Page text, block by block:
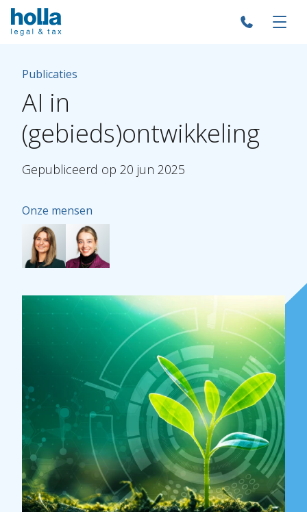
Over Holla
Onze mensen
Expertises
Topics
Publicaties
AI in
(gebieds)ontwikkeling
Gepubliceerd op 20 jun 2025
Onze mensen